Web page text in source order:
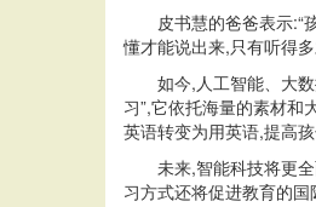
皮书慧的爸爸表示:“
懂才能说出来,只有听得
如今,人工智能、大
习”,它依托海量的素材
英语转变为用英语,提高
未来,智能科技将更
习方式还将促进教育的